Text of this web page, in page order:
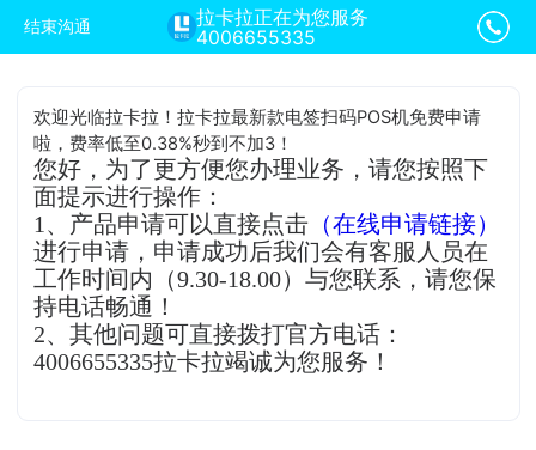
结束沟通
拉卡拉正在为您服务
4006655335
欢迎光临拉卡拉！拉卡拉最新款电签扫码POS机免费申请
啦，费率低至0.38%秒到不加3！
您好，为了更方便您办理业务，请您按照下
面提示进行操作：
1、产品申请可以直接点击 （在线申请链接）
进行申请，申请成功后我们会有客服人员在
工作时间内（9.30-18.00）与您联系，请您保
持电话畅通！
2、其他问题可直接拨打官方电话：
4006655335拉卡拉竭诚为您服务！